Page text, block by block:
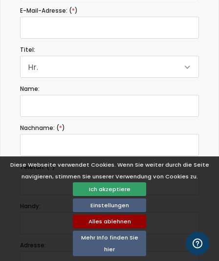
Diese Webseite verwendet Cookies. Wenn Sie weiter durch die Seite
navigieren, stimmen Sie unserer Verwendung von Cookies zu.
Ich akzeptiere
Einstellungen
Alles ablehnen
Mehr Info finden Sie
hier
E-Mail-Adresse: (*)
Titel:
Hr.
Name:
Nachname: (*)
Telefon: (*)
Handy:
Adresse: